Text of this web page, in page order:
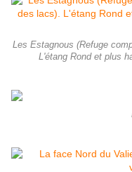
Les Estagnous (Refuge
L'étang Rond et plus